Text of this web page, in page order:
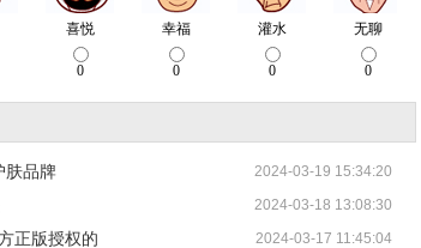
肤品牌 2024-03-19 15:34:20
2024-03-18 13:08:30
正版授权的 2024-03-17 11:45:04